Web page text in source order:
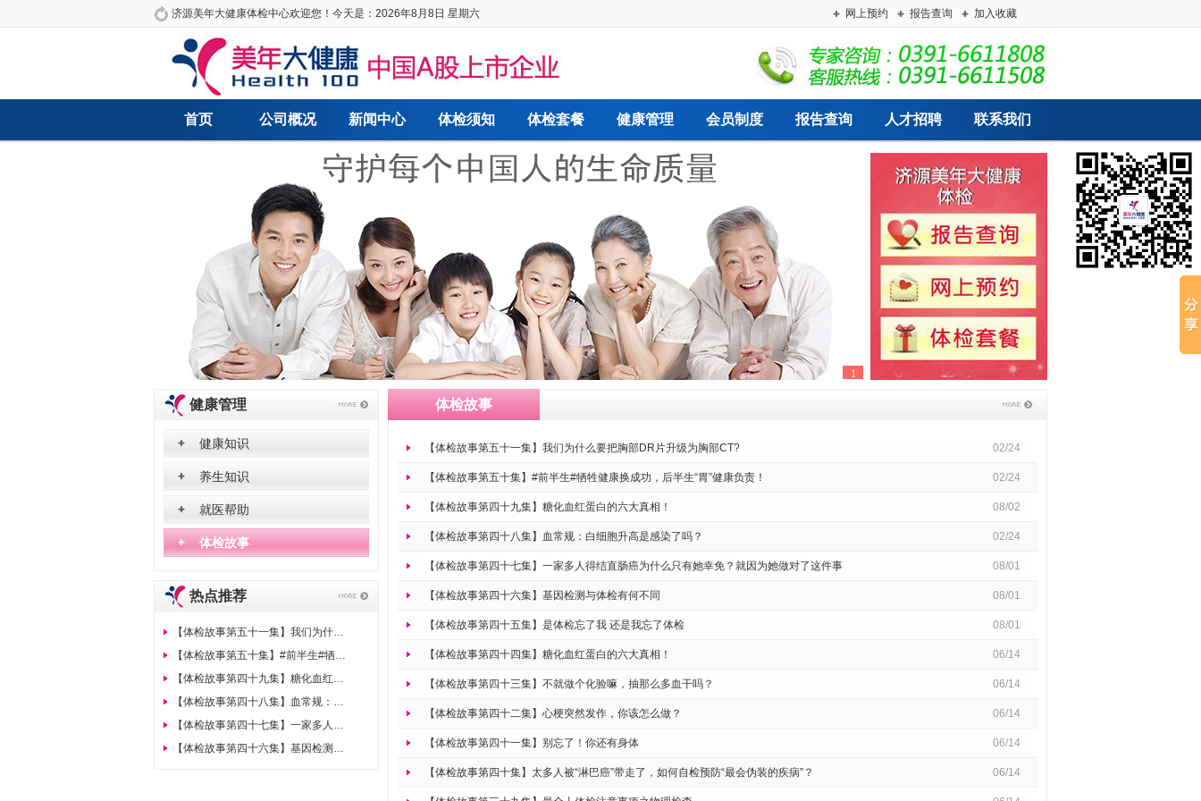
济源美年大健康体检中心欢迎您！今天是： 2026年8月8日 星期六 网上预约 报告查询 加入收藏
首页 公司概况 新闻中心 体检须知 体检套餐 健康管理 会员制度 报告查询 人才招聘 联系我们
1
体检故事
【体检故事第五十一集】我们为什么要把胸部DR片升级为胸部CT? 02/24
【体检故事第五十集】#前半生#牺牲健康换成功，后半生“胃”健康负责！ 02/24
【体检故事第四十九集】糖化血红蛋白的六大真相！ 08/02
【体检故事第四十八集】血常规：白细胞升高是感染了吗？ 02/24
【体检故事第四十七集】一家多人得结直肠癌为什么只有她幸免？就因为她做对了这件事 08/01
【体检故事第四十六集】基因检测与体检有何不同 08/01
【体检故事第四十五集】是体检忘了我 还是我忘了体检 08/01
【体检故事第四十四集】糖化血红蛋白的六大真相！ 06/14
【体检故事第四十三集】不就做个化验嘛，抽那么多血干吗？ 06/14
【体检故事第四十二集】心梗突然发作，你该怎么做？ 06/14
【体检故事第四十一集】别忘了！你还有身体 06/14
【体检故事第四十集】太多人被“淋巴癌”带走了，如何自检预防“最会伪装的疾病”？ 06/14
健康管理
健康知识
养生知识
就医帮助
体检故事
热点推荐
【体检故事第五十一集】我们为什么要把胸部DR片升级为胸部CT?
【体检故事第五十集】#前半生#牺牲健康换成功，后半生“胃”健康负责！
【体检故事第四十九集】糖化血红蛋白的六大真相！
【体检故事第四十八集】血常规：白细胞升高是感染了吗？
【体检故事第四十七集】一家多人得结直肠癌为什么只有她幸免？就因为她做对了这件事
【体检故事第四十六集】基因检测与体检有何不同